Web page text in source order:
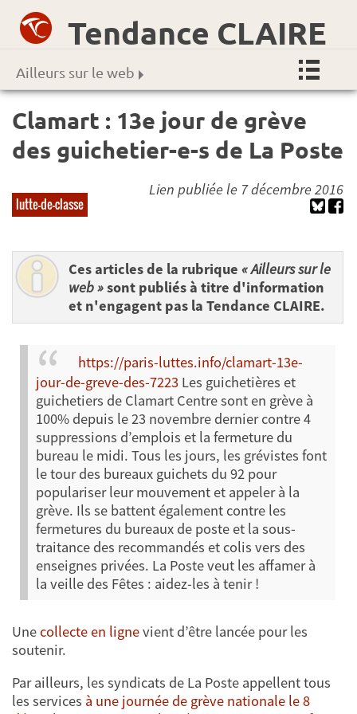
Tendance CLAIRE
Ailleurs sur le web
Clamart : 13e jour de grève
des guichetier-e-s de La Poste
lutte-de-classe
Lien publiée le 7 décembre 2016
Ces articles de la rubrique « Ailleurs sur le
web »sont publiés à titre d'information
et n'engagent pas la Tendance CLAIRE.
https://paris-luttes.info/clamart-13e-
jour-de-greve-des-7223 Les guichetières et
guichetiers de Clamart Centre sont en grève à
100% depuis le 23 novembre dernier contre 4
suppressions d’emplois et la fermeture du
bureau le midi. Tous les jours, les grévistes font
le tour des bureaux guichets du 92 pour
populariser leur mouvement et appeler à la
grève. Ils se battent également contre les
fermetures du bureaux de poste et la sous-
traitance des recommandés et colis vers des
enseignes privées. La Poste veut les affamer à
la veille des Fêtes : aidez-les à tenir !
Unecollecte en lignevient d’être lancée pour les
soutenir.
Par ailleurs, les syndicats de La Poste appellent tous
les services à une journée de grève nationale le 8